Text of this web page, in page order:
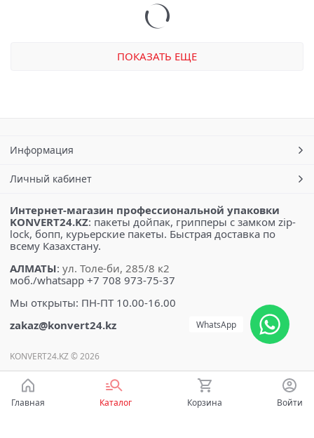
ПОКАЗАТЬ ЕЩЕ
Информация
Личный кабинет
Интернет-магазин профессиональной упаковки
KONVERT24.KZ: пакеты дойпак, грипперы с замком zip-
lock, бопп, курьерские пакеты. Быстрая доставка по
всему Казахстану.
АЛМАТЫ: ул. Толе-би, 285/8 к2
моб./whatsapp +7 708 973-75-37
Мы открыты: ПН-ПТ 10.00-16.00
zakaz@konvert24.kz
KONVERT24.KZ © 2026
Главная Каталог Корзина Войти
WhatsApp